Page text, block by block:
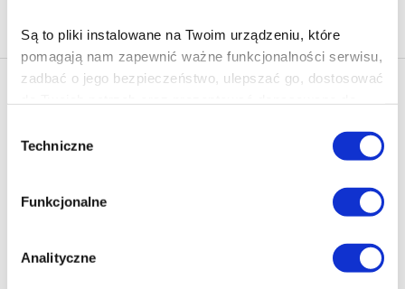
Są to pliki instalowane na Twoim urządzeniu, które
pomagają nam zapewnić ważne funkcjonalności serwisu,
zadbać o jego bezpieczeństwo, ulepszać go, dostosować
Poza plikami, które są nam niezbędne do prawidłowego
i bezpiecznego działania serwisu - są także takie, które
wymagają Twojej zgody.
Każda udzielona zgoda poprawi Twoje doświadczenia
zgody
Techniczne
Funkcjonalne
Analityczne
Newsletter - rabat 10%
marketingowych dotyczących virtualo.pl oraz partnerów biznesowych
Virtualo.
Polityce Prywatności
Wycofanie zgody nie wpływa na zgodność z prawem przetwarzania